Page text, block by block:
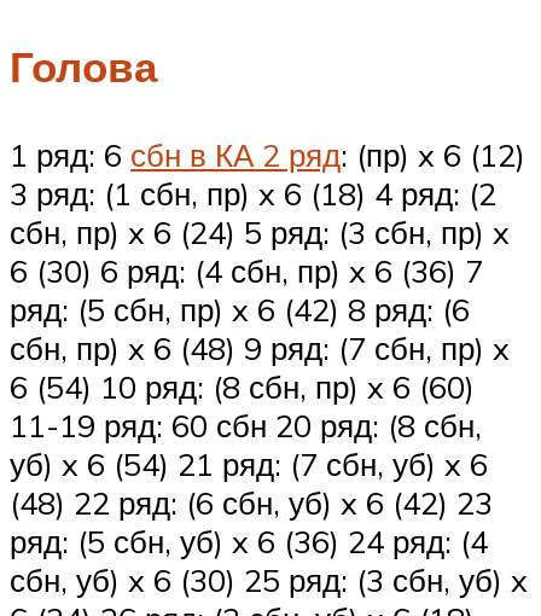
Голова
1 ряд: 6 сбн в КА 2 ряд: (пр) x 6 (12)
3 ряд: (1 сбн, пр) x 6 (18) 4 ряд: (2
сбн, пр) x 6 (24) 5 ряд: (3 сбн, пр) x
6 (30) 6 ряд: (4 сбн, пр) x 6 (36) 7
ряд: (5 сбн, пр) x 6 (42) 8 ряд: (6
сбн, пр) x 6 (48) 9 ряд: (7 сбн, пр) x
6 (54) 10 ряд: (8 сбн, пр) x 6 (60)
11-19 ряд: 60 сбн 20 ряд: (8 сбн,
уб) x 6 (54) 21 ряд: (7 сбн, уб) x 6
(48) 22 ряд: (6 сбн, уб) x 6 (42) 23
ряд: (5 сбн, уб) x 6 (36) 24 ряд: (4
сбн, уб) x 6 (30) 25 ряд: (3 сбн, уб) x